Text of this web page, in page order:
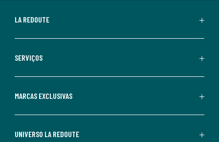
LA REDOUTE
SERVIÇOS
MARCAS EXCLUSIVAS
UNIVERSO LA REDOUTE